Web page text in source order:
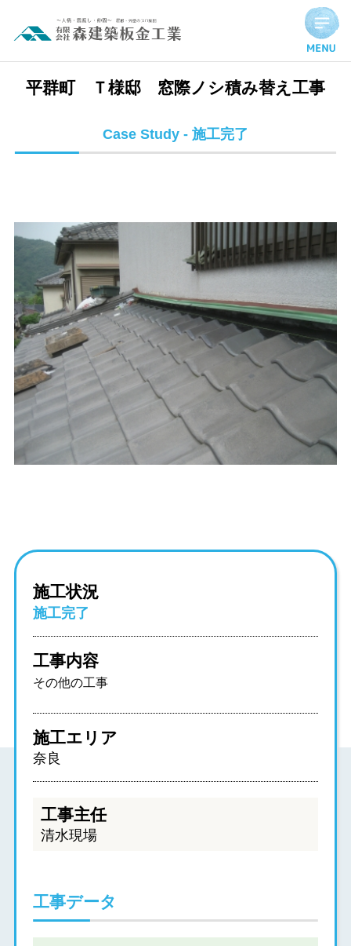
平群町 Ｔ様邸 窓際ノシ積み替え工事 | 施工完了実績
平群町 Ｔ様邸 窓際ノシ積み替え工事
Case Study - 施工完了
施工状況
施工完了
工事内容
その他の工事
施工エリア
奈良
工事主任
清水現場
工事データ